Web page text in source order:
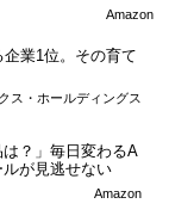
Amazon
業1位。その育て
ス・ホールディングス
は？」毎日変わるA
が見逃せない
Amazon